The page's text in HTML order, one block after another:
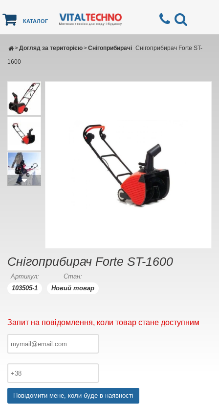
КАТАЛОГ
Догляд за територією
> Снігоприбирачі
>
Снігоприбирач Forte ST-
1600
Снігоприбирач Forte ST-1600
Артикул:
103505-1
Стан:
Новий товар
Запит на повідомлення, коли товар стане доступним
Повідомити мене, коли буде в наявності